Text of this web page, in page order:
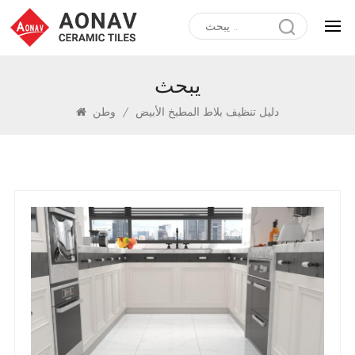
يبحث
/ دليل تنظيف بلاط المطبخ الأبيض